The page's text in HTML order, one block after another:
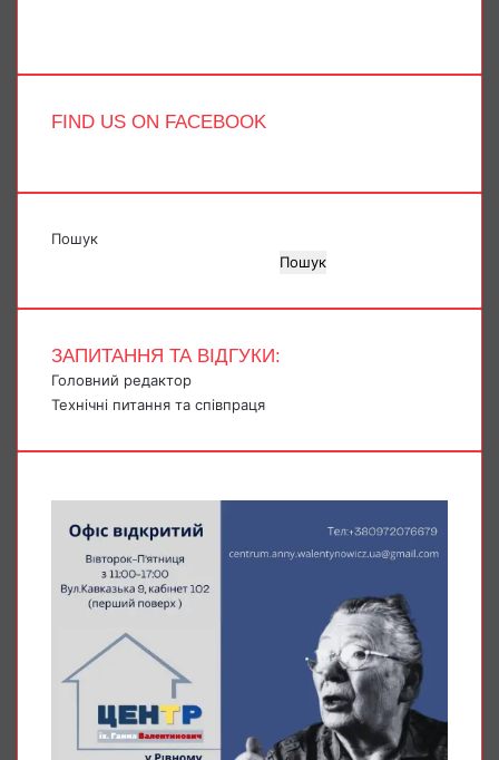
FIND US ON FACEBOOK
Пошук
Пошук
ЗАПИТАННЯ ТА ВІДГУКИ:
Головний редактор
Технічні питання та співпраця